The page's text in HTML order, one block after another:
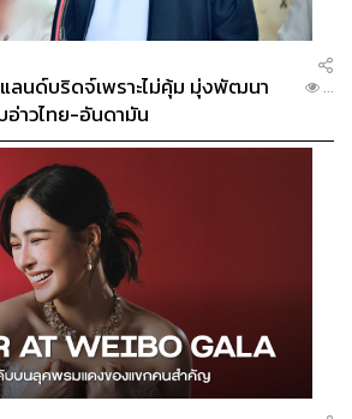
ลนด์บริดจ์เพราะไม่คุ้ม มุ่งพัฒนา
าวไทย-อันดามัน
...